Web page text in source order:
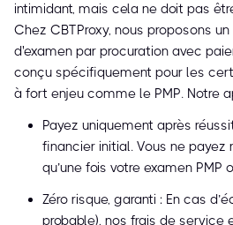
intimidant, mais cela ne doit pas
Chez CBTProxy, nous proposons
d'examen par procuration avec
conçu spécifiquement pour les
à fort enjeu comme le PMP. Notre
Payez uniquement après
financier initial. Vous ne payez
qu’une fois votre examen PMP
Zéro risque, garanti : En cas
probable), nos frais de service